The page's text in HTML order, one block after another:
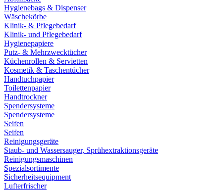
Hygienebags & Dispenser
Wäschekörbe
Klinik- & Pflegebedarf
Klinik- und Pflegebedarf
Hygienepapiere
Putz- & Mehrzwecktücher
Küchenrollen & Servietten
Kosmetik & Taschentücher
Handtuchpapier
Toilettenpapier
Handtrockner
Spendersysteme
Spendersysteme
Seifen
Seifen
Reinigungsgeräte
Staub- und Wassersauger, Sprühextraktionsgeräte
Reinigungsmaschinen
Spezialsortimente
Sicherheitsequipment
Lufterfrischer